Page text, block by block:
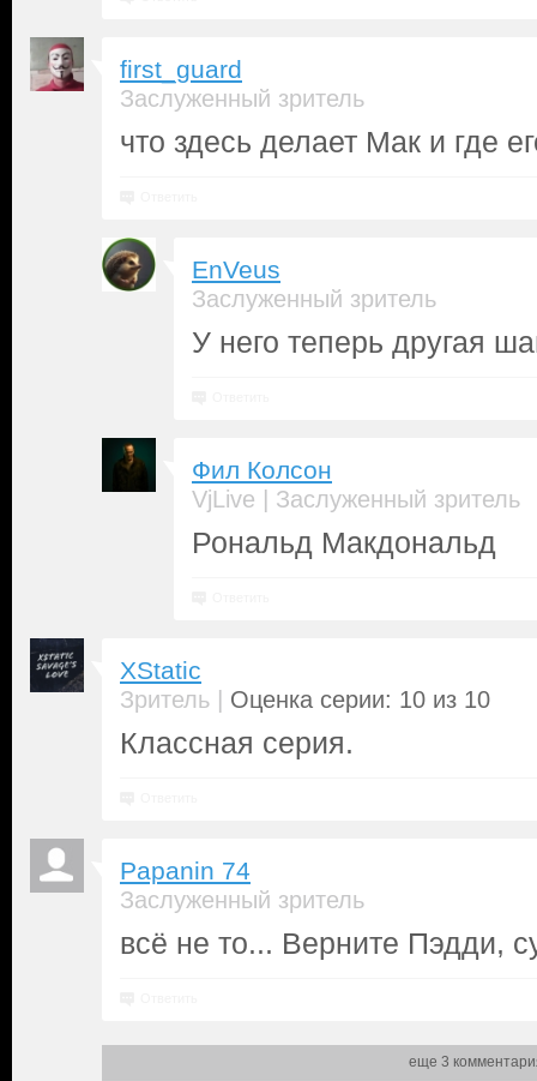
first_guard
Заслуженный зритель
что здесь делает Мак и где
EnVeus
Заслуженный зритель
У него теперь другая
Фил Колсон
VjLive | Заслуженный зритель
Рональд Макдональд
XStatic
Зритель | Оценка серии: 10 из 10
Классная серия.
Papanin 74
Заслуженный зритель
всё не то... Верните Пэдди,
еще 3